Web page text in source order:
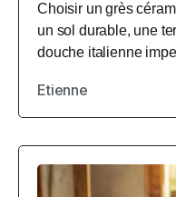
Choisir un grès
un sol durable, une
douche italienne
Etienne